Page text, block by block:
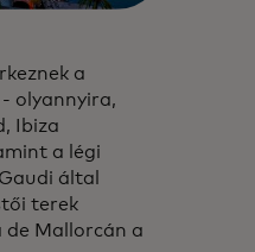
a
olyannyira,
Ibiza
a new tab
a légi
által
terek
de Mallorcán a